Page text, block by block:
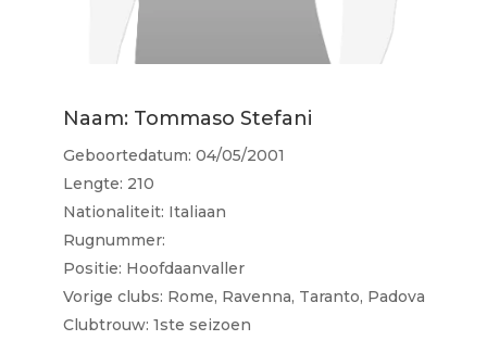
Naam: Tommaso Stefani
Geboortedatum: 04/05/2001
Lengte: 210
Nationaliteit: Italiaan
Rugnummer:
Positie: Hoofdaanvaller
Vorige clubs: Rome, Ravenna, Taranto, Padova
Clubtrouw: 1ste seizoen